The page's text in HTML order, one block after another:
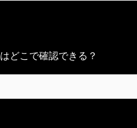
ンラインくじです。
どこで確認できる？
テンツを初めて入手された
ツはその「その他」内に格